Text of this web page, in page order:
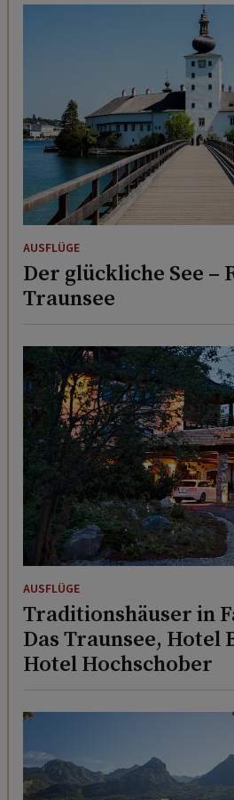
AUSFLÜGE
Der glückliche See –
Traunsee
AUSFLÜGE
Traditionshäuser in
Das Traunsee, Hotel
Hotel Hochschober